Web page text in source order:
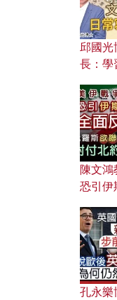
邱國光
長：學
文之美
應用？
陳文鴻
恐引伊
對付北
孔永樂